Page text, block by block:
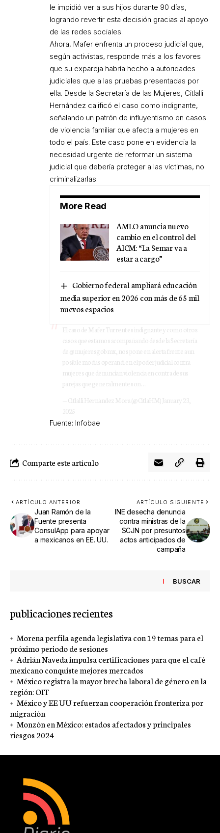
le impidió ver a sus hijos durante 90 días,
logrando revertir esta decisión gracias al apoyo
de las redes sociales.
Ahora, Mafer enfrenta un proceso judicial que,
según activistas, responde más a los favores
que su expareja habría hecho a autoridades
judiciales que a las pruebas presentadas por
ella. Desde la Secretaría de las Mujeres, Citlalli
Hernández calificó el caso como indignante,
señalando un patrón de influyentismo en casos
de violencia familiar que afecta a mujeres en
todo el país. Este caso pone en evidencia la
necesidad urgente de reformar un sistema
judicial que debería proteger a las víctimas, no
criminalizarlas.
More Read
AMLO anuncia nuevo
cambio en el control del
AICM: “La Semar va a
estar a cargo”
Gobierno federal ampliará educación
media superior en 2026 con más de 65 mil
nuevos espacios
El caso de Mafer Turrent es indignante y como otros
casos que estamos acompañando desde la Secretaría
de@mujeresgobmx , nos pone en alerta frente a un
posible modus operandi en el poder judicial contra
mujeres que denuncian violencia en contra de sus
parejas que generalmente son…
— Citlalli Hernández Mora (@CitlaHM) January 23,
2025
Fuente: Infobae
Comparte este artículo
ARTÍCULO ANTERIOR
Juan Ramón de la
Fuente presenta
ConsulApp para apoyar
a mexicanos en EE. UU.
ARTÍCULO SIGUIENTE
INE desecha denuncia
contra ministras de la
SCJN por presuntos
actos anticipados de
campaña
BUSCAR
publicaciones recientes
Morena perfila agenda legislativa con 19 temas para el
próximo periodo de sesiones
Adrián Naveda impulsa certificaciones para que el café
mexicano conquiste mejores mercados
México registra la mayor brecha laboral de género en la
región: OIT
México y EE UU refuerzan cooperación fronteriza por
migración
Monzón en México: estados afectados y principales
riesgos 2024